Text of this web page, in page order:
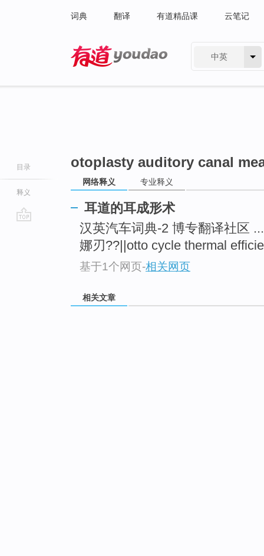
词典 翻译 有道精品课 云笔记
中英
目录
释义
otoplasty auditory canal
网络释义 专业释义
耳道的耳成形术
汉英汽车词典-2 博专翻译社区
娜刃??||otto cycle thermal
基于1个网页-相关网页
相关文章